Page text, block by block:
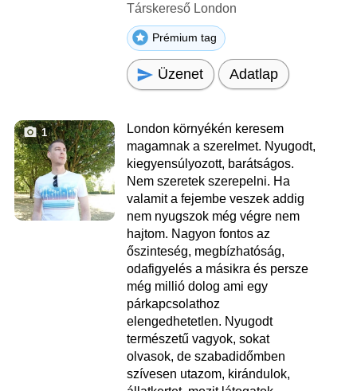
Társkereső London
Prémium tag
Üzenet Adatlap
1
London környékén keresem
magamnak a szerelmet. Nyugodt,
kiegyensúlyozott, barátságos.
Nem szeretek szerepelni. Ha
valamit a fejembe veszek addig
nem nyugszok még végre nem
hajtom. Nagyon fontos az
őszinteség, megbízhatóság,
odafigyelés a másikra és persze
még millió dolog ami egy
párkapcsolathoz
elengedhetetlen. Nyugodt
természetű vagyok, sokat
olvasok, de szabadidőmben
szívesen utazom, kirándulok,